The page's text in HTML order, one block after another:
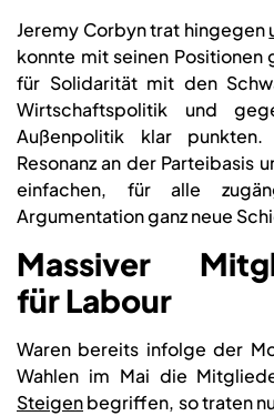
Jeremy Corbyn trat hingegen
konnte mit seinen
für Solidarität mit den
Wirtschaftspolitik und
Außenpolitik klar
Resonanz an der Parteibasis
einfachen, für alle
Argumentation ganz neue
Massiver
für Labour
Waren bereits infolge der
Wahlen im Mai die
Steigenbegriffen, so traten